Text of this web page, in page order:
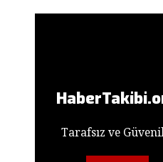
Tarafsız ve